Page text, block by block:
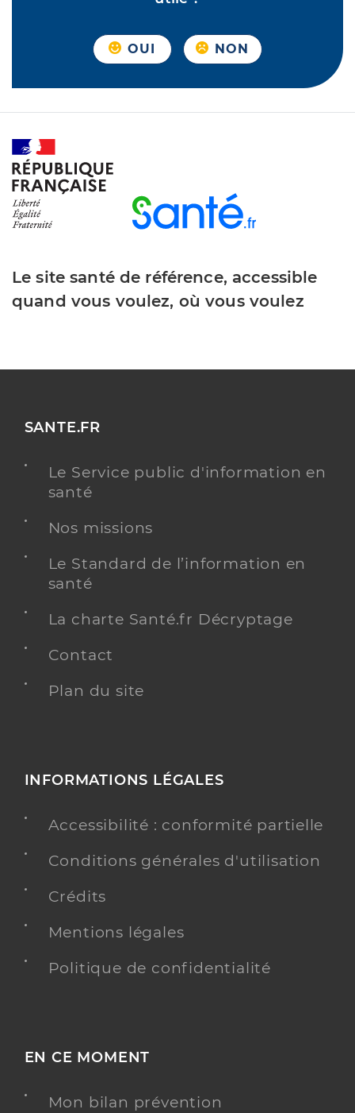
OUI NON
Le site santé de référence, accessible
quand vous voulez, où vous voulez
SANTE.FR
Le Service public d'information en
santé
Nos missions
Le Standard de l’information en
santé
La charte Santé.fr Décryptage
Contact
Plan du site
INFORMATIONS LÉGALES
Accessibilité : conformité partielle
Conditions générales d'utilisation
Crédits
Mentions légales
Politique de confidentialité
EN CE MOMENT
Mon bilan prévention